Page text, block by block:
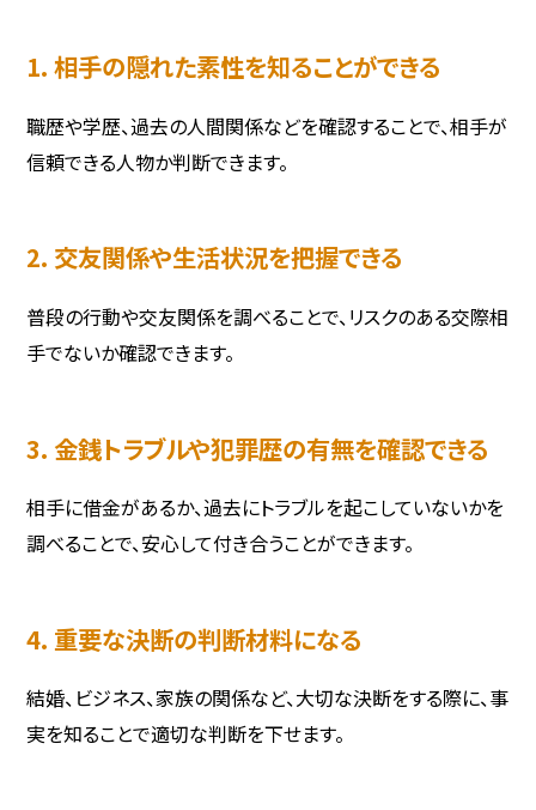
1. 相手の隠れた素性を知ることができる
職歴や学歴、過去の人間関係などを確認することで、相手が
信頼できる人物か判断できます。
2. 交友関係や生活状況を把握できる
普段の行動や交友関係を調べることで、リスクのある交際相
手でないか確認できます。
3. 金銭トラブルや犯罪歴の有無を確認できる
相手に借金があるか、過去にトラブルを起こしていないかを
調べることで、安心して付き合うことができます。
4. 重要な決断の判断材料になる
結婚、ビジネス、家族の関係など、大切な決断をする際に、事
実を知ることで適切な判断を下せます。